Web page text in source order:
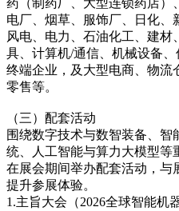
药（制药厂、大型连锁药店）
电厂、烟草、服饰厂、日化、
风电、电力、石油化工、建
具、计算机/通信、机械设备
终端企业，及大型电商、物流
零售等。
（三）配套活动
围绕数字技术与数智装备、
统、人工智能与算力大模型等
在展会期间举办配套活动，与
提升参展体验。
1.主旨大会（2026全球智能机